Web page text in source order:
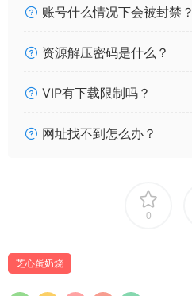
账号什么情况下会被封禁？
资源解压密码是什么？
VIP有下载限制吗？
网址找不到怎么办？
0
芝心蛋奶烧